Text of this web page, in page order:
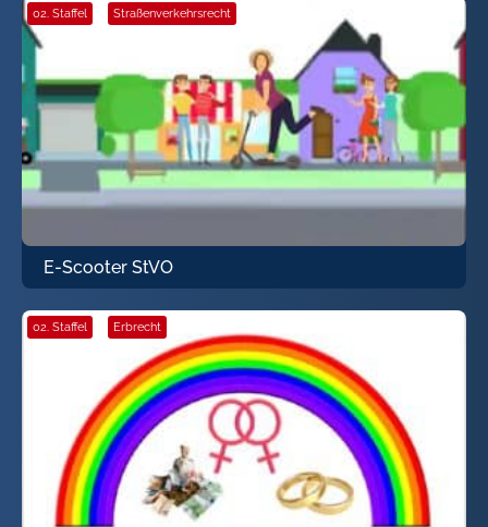
02. Staffel Straßenverkehrsrecht
E-Scooter StVO
02. Staffel Erbrecht